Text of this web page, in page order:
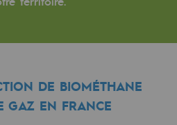
et procédés
DE BIOMÉTHANE
GAZ EN FRANCE